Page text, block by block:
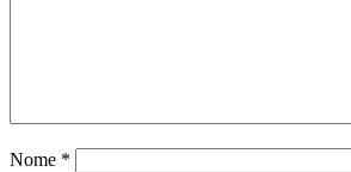
Nome *